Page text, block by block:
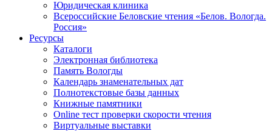
Юридическая клиника
Всероссийские Беловские чтения «Белов. Вологда.
Россия»
Ресурсы
Каталоги
Электронная библиотека
Память Вологды
Календарь знаменательных дат
Полнотекстовые базы данных
Книжные памятники
Online тест проверки скорости чтения
Виртуальные выставки